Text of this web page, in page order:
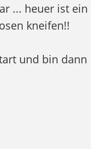
... heuer ist ein
kneifen!!
und bin dann